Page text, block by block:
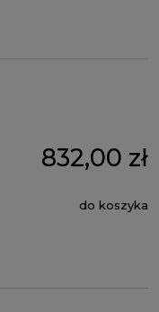
832,00 zł
do koszyka